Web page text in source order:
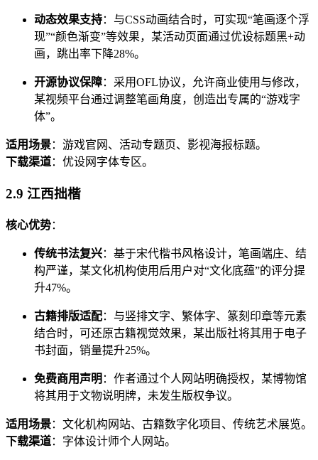
动态效果支持：与CSS动画结合时，可实现“笔画逐个浮
现”“颜色渐变”等效果，某活动页面通过优设标题黑+动
画，跳出率下降28%。
开源协议保障：采用OFL协议，允许商业使用与修改，
某视频平台通过调整笔画角度，创造出专属的“游戏字
体”。
适用场景：游戏官网、活动专题页、影视海报标题。
下载渠道：优设网字体专区。
2.9 江西拙楷
核心优势：
传统书法复兴：基于宋代楷书风格设计，笔画端庄、结
构严谨，某文化机构使用后用户对“文化底蕴”的评分提
升47%。
古籍排版适配：与竖排文字、繁体字、篆刻印章等元素
结合时，可还原古籍视觉效果，某出版社将其用于电子
书封面，销量提升25%。
免费商用声明 ：作者通过个人网站明确授权，某博物馆
将其用于文物说明牌，未发生版权争议。
适用场景：文化机构网站、古籍数字化项目、传统艺术展览。
下载渠道：字体设计师个人网站。